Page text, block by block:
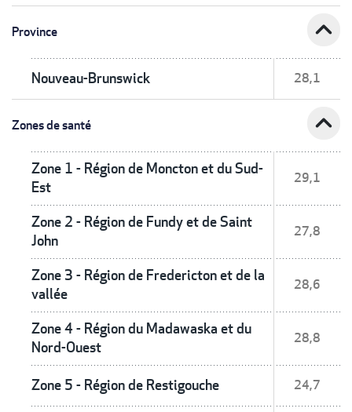
Province expand_less
Nouveau-Brunswick 28,1
Zones de santé expand_less
Zone 1 - Région de Moncton et du Sud-
Est
29,1
Zone 2 - Région de Fundy et de Saint
John
27,8
Zone 3 - Région de Fredericton et de la
vallée
28,6
Zone 4 - Région du Madawaska et du
Nord-Ouest
28,8
Zone 5 - Région de Restigouche 24,7